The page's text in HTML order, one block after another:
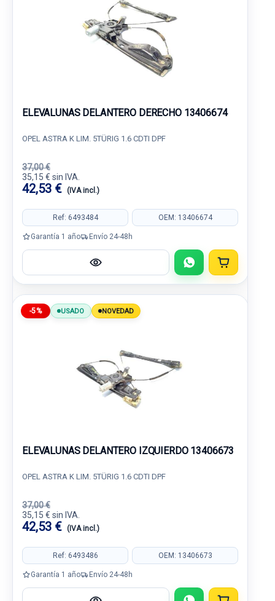
ELEVALUNAS DELANTERO DERECHO 13406674
OPEL ASTRA K LIM. 5TÜRIG 1.6 CDTI DPF
37,00 €
35,15 € sin IVA.
42,53 € (IVA incl.)
Ref: 6493484 OEM: 13406674
Garantía 1 año Envío 24-48h
-5% USADO NOVEDAD
ELEVALUNAS DELANTERO IZQUIERDO 13406673
OPEL ASTRA K LIM. 5TÜRIG 1.6 CDTI DPF
37,00 €
35,15 € sin IVA.
42,53 € (IVA incl.)
Ref: 6493486 OEM: 13406673
Garantía 1 año Envío 24-48h